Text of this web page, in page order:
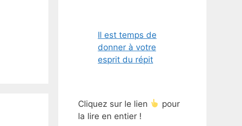
Il est temps de
donner à votre
esprit du répit
Cliquez sur le lien
pour
la lire en entier !